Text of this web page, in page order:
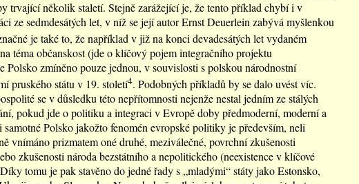
trvající několik staletí. Stejně zarážející je, že tento příklad chybí i v
ze sedmdesátých let, v níž se její autor Ernst Deuerlein zabývá myšlenkou
je také to, že například v již na konci devadesátých let vydaném
téma občanskost (jde o klíčový pojem integračního projektu
Polsko zmíněno pouze jednou, v souvislosti s polskou národnostní
pruského státu v 19. století4. Podobných příkladů by se dalo uvést víc.
se v důsledku této nepřítomnosti nejenže nestal jedním ze stálých
pokud jde o politiku a integraci v Evropě doby předmoderní, moderní a
samotné Polsko jakožto fenomén evropské politiky je především, neli
vnímáno prizmatem oné druhé, meziválečné, povrchní zkušenosti
zkušenosti národa bezstátního a nepolitického (neexistence v klíčové
tomu je pak stavěno do jedné řady s „mladými“ státy jako Estonsko,